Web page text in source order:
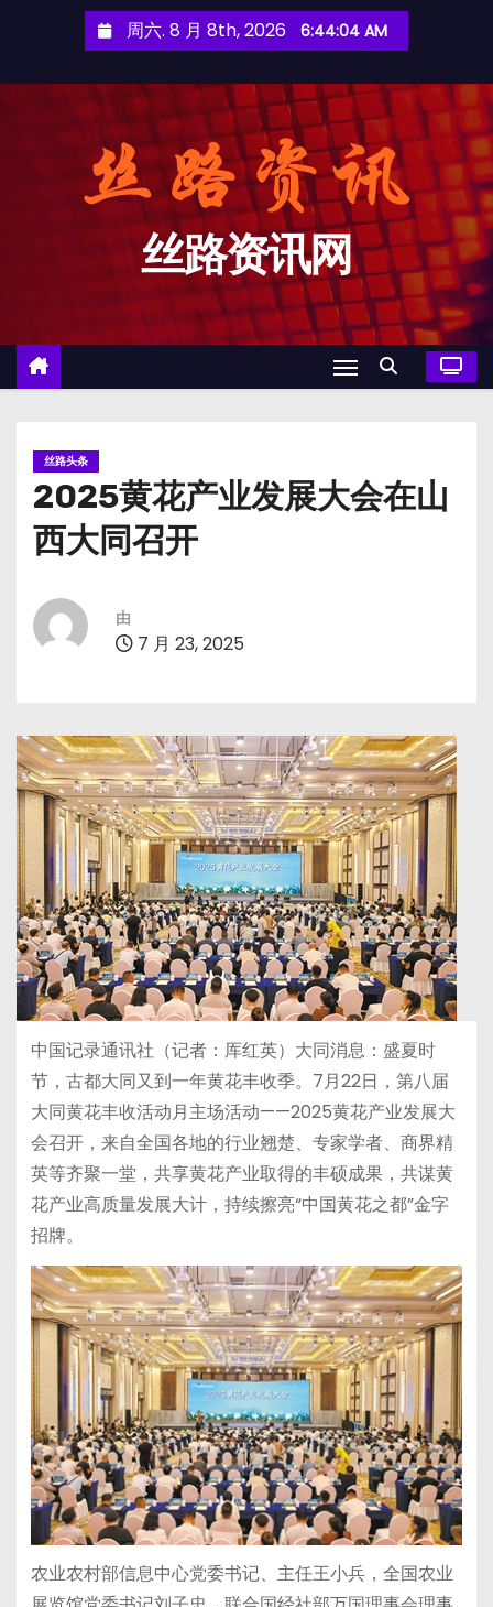
周六. 8 月 8th, 2026 6:44:04 AM
丝路资讯网
丝路头条
2025黄花产业发展大会在山
西大同召开
由
7 月 23, 2025
中国记录通讯社（记者：厍红英）大同消息：盛夏时
节，古都大同又到一年黄花丰收季。7月22日，第八届
大同黄花丰收活动月主场活动——2025黄花产业发展大
会召开，来自全国各地的行业翘楚、专家学者、商界精
英等齐聚一堂，共享黄花产业取得的丰硕成果，共谋黄
花产业高质量发展大计，持续擦亮“中国黄花之都”金字
招牌。
农业农村部信息中心党委书记、主任王小兵，全国农业